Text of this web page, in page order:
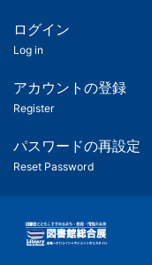
ツ
匿
名
ユ
ー
ー
用
ログイン
Log in
アカウントの登録
Register
パスワードの再設定
Reset Password